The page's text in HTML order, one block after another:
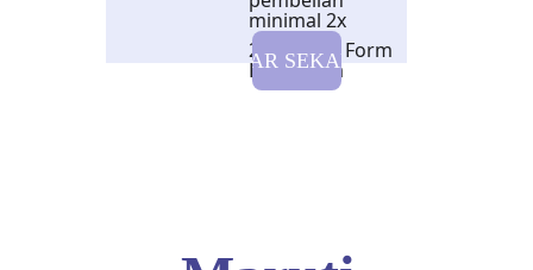
minimal 2x
2. Mengisi Form
Kerjasama
DAFTAR SEKARANG